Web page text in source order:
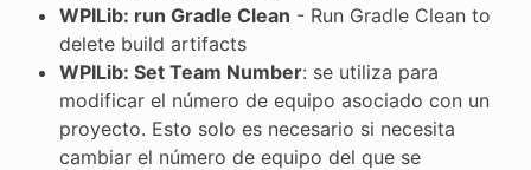
WPILib: run Gradle Clean - Run Gradle Clean to
delete build artifacts
WPILib: Set Team Number: se utiliza para
modificar el número de equipo asociado con un
proyecto. Esto solo es necesario si necesita
cambiar el número de equipo del que se